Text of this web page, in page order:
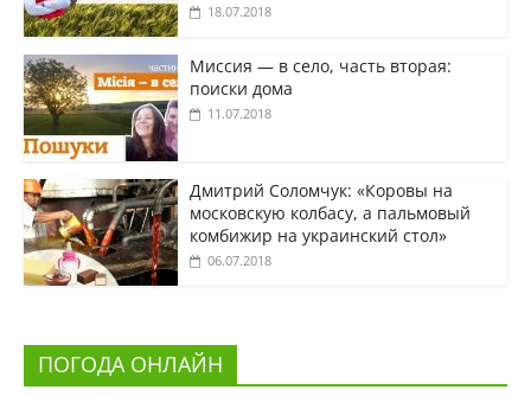
18.07.2018
Миссия — в село, часть вторая:
поиски дома
11.07.2018
Дмитрий Соломчук: «Коровы на
московскую колбасу, а пальмовый
комбижир на украинский стол»
06.07.2018
ПОГОДА ОНЛАЙН